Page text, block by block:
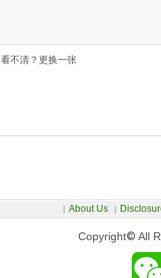
看不清？更换一张
Copyright© All
| About Us |